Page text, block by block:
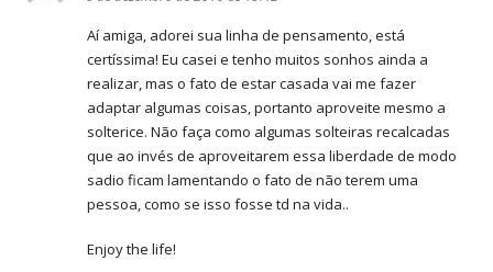
Aí amiga, adorei sua linha de pensamento, está
certíssima! Eu casei e tenho muitos sonhos ainda a
realizar, mas o fato de estar casada vai me fazer
adaptar algumas coisas, portanto aproveite mesmo a
solterice. Não faça como algumas solteiras recalcadas
que ao invés de aproveitarem essa liberdade de modo
sadio ficam lamentando o fato de não terem uma
pessoa, como se isso fosse td na vida..
Enjoy the life!